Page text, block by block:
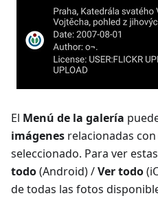
El Menú de la galería
imágenes relacionadas
seleccionado. Para ver
todo(Android) /Ver todo
de todas las fotos